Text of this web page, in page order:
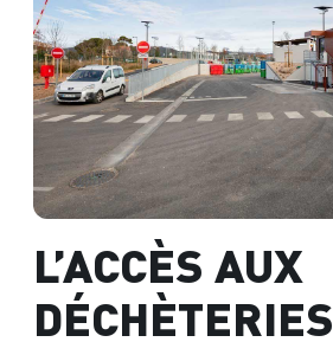
L’ACCÈS AUX
DÉCHÈTERIES